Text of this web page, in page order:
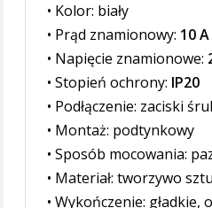
• Kolor: biały
• Prąd znamionowy: 10 A
• Napięcie znamionowe:
• Stopień ochrony: IP20
• Podłączenie: zaciski
• Montaż: podtynkowy
• Sposób mocowania:
• Materiał: tworzywo
• Wykończenie: gładkie,